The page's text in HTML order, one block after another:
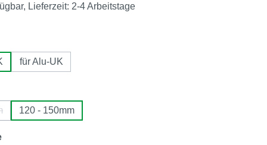
Lieferzeit: 2-4 Arbeitstage
für Alu-UK
Option ist zurzeit nicht verfügbar.)
120 - 150mm
auswählen